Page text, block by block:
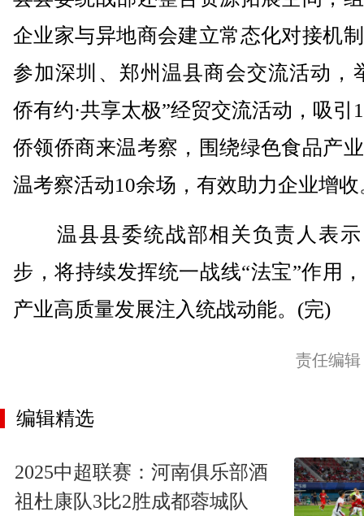
企业家与异地商会建立常态化对接机
参加深圳、郑州温县商会交流活动，
侨有约·共享太极”经贸交流活动，吸引
侨领侨商来温考察，围绕绿色食品产
温考察活动10余场，有效助力企业增收
温县县委统战部相关负责人表示
步，将持续发挥统一战线“法宝”作用
产业高质量发展注入统战动能。(完)
责任编
编辑精选
2025中超联赛：河南俱乐部酒
祖杜康队3比2胜成都蓉城队